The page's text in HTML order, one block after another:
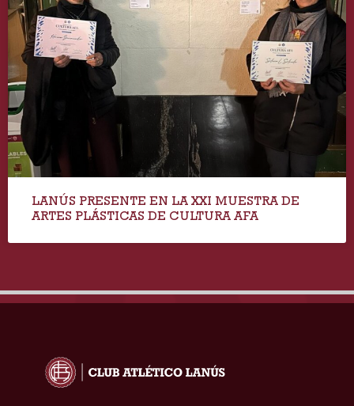
LANÚS PRESENTE EN LA XXI MUESTRA DE
ARTES PLÁSTICAS DE CULTURA AFA